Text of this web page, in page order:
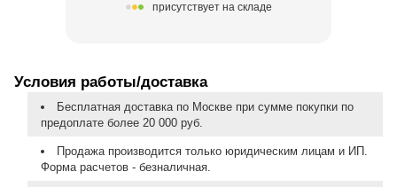
присутствует на складе
Условия работы/доставка
Бесплатная доставка по Москве при сумме покупки по
предоплате более 20 000 руб.
Продажа производится только юридическим лицам и ИП.
Форма расчетов - безналичная.